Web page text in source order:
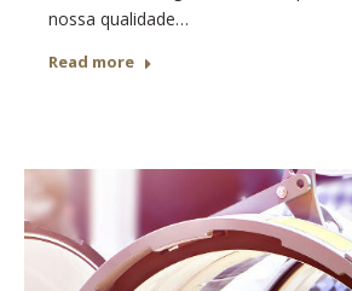
nossa qualidade…
Read more